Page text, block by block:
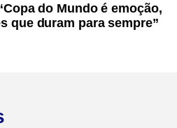
do Mundo é emoção,
que duram para sempre”